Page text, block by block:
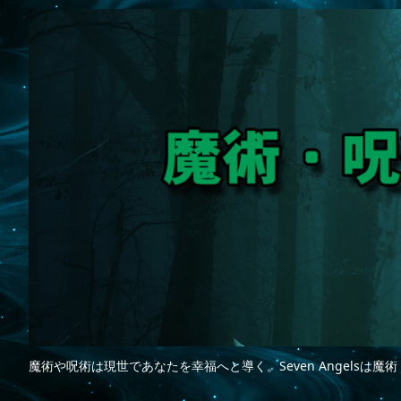
魔術や呪術は現世であなたを幸福へと導く。Seven Angelsは魔